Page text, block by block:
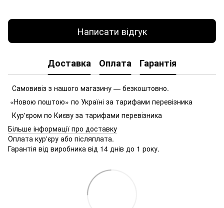
Написати відгук
Доставка Оплата Гарантія
Самовивіз з нашого магазину — безкоштовно.
«Новою поштою» по Україні за тарифами перевізника
Кур'єром по Києву за тарифами перевізника
Більше інформації про доставку
Оплата кур'єру або післяплата.
Гарантія від виробника від 14 днів до 1 року.